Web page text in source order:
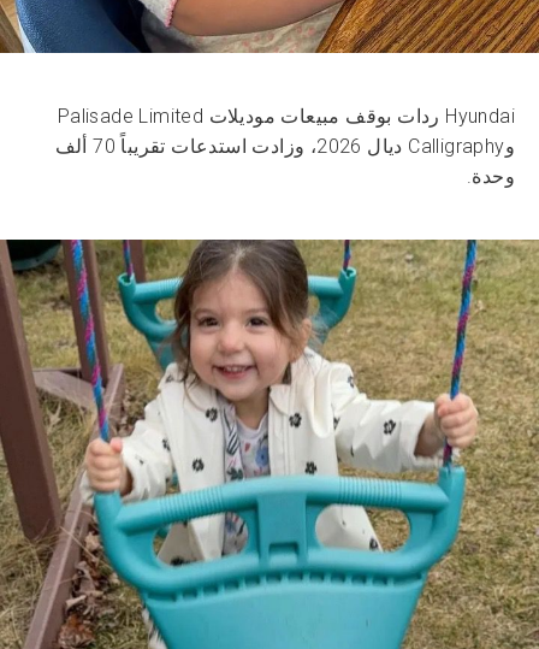
Hyundai ردات بوقف مبيعات موديلات Palisade Limited
وCalligraphy ديال 2026، وزادت استدعات تقريباً 70 ألف
وحدة.